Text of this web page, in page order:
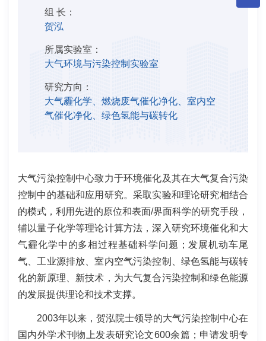
组 长：
贺泓
所属实验室：
大气环境与污染控制实验室
研究方向：
大气霾化学、燃烧废气催化净化、室内空
气催化净化、绿色氢能与碳转化
大气污染控制中心致力于环境催化及其在大气复合污染
控制中的基础和应用研究。采取实验和理论研究相结合
的模式，利用先进的原位和表面/界面科学的研究手段，
辅以量子化学等理论计算方法，深入研究环境催化和大
气霾化学中的多相过程基础科学问题；发展机动车尾
气、工业源排放、室内空气污染控制、绿色氢能与碳转
化的新原理、新技术，为大气复合污染控制和绿色能源
的发展提供理论和技术支撑。
2003年以来，贺泓院士领导的大气污染控制中心在
国内外学术刊物上发表研究论文600余篇；申请发明专